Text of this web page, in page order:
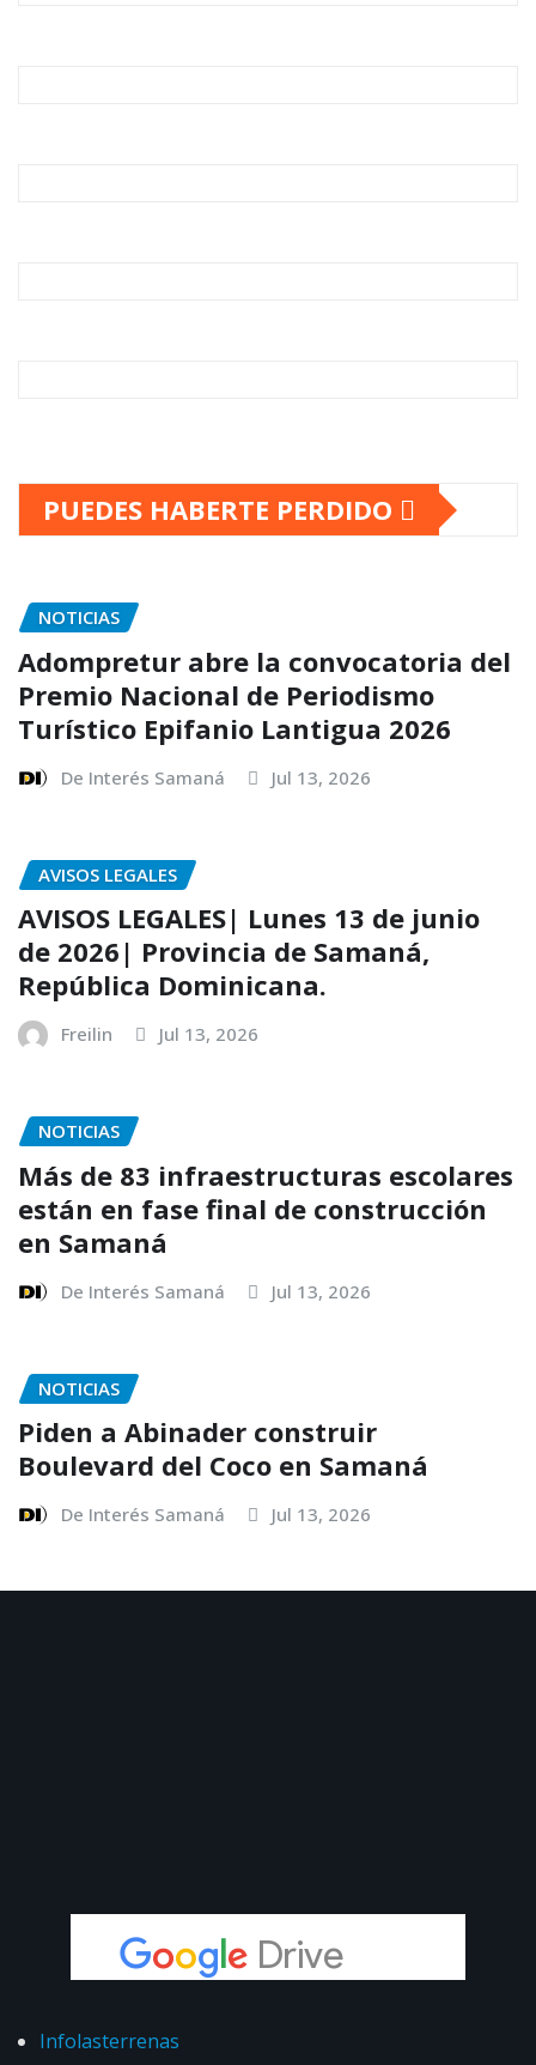
PUEDES HABERTE PERDIDO
NOTICIAS
Adompretur abre la convocatoria del
Premio Nacional de Periodismo
Turístico Epifanio Lantigua 2026
De Interés Samaná Jul 13, 2026
AVISOS LEGALES
AVISOS LEGALES| Lunes 13 de junio
de 2026| Provincia de Samaná,
República Dominicana.
Freilin Jul 13, 2026
NOTICIAS
Más de 83 infraestructuras escolares
están en fase final de construcción
en Samaná
De Interés Samaná Jul 13, 2026
NOTICIAS
Piden a Abinader construir
Boulevard del Coco en Samaná
De Interés Samaná Jul 13, 2026
Infolasterrenas